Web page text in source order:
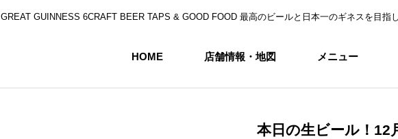
GREAT GUINNESS 6CRAFT BEER TAPS & GOOD FOOD 最高のビールと日本一のギネスを目指
HOME 店舗情報・地図 メニュー
本日の生ビール！12